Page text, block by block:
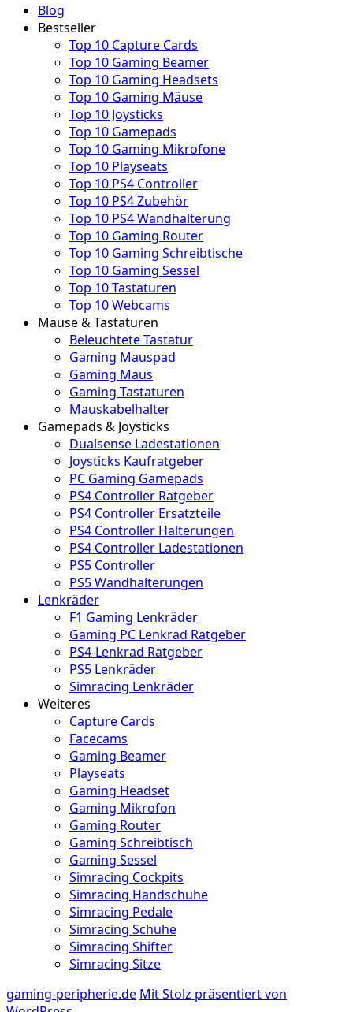
Blog
Bestseller
Top 10 Capture Cards
Top 10 Gaming Beamer
Top 10 Gaming Headsets
Top 10 Gaming Mäuse
Top 10 Joysticks
Top 10 Gamepads
Top 10 Gaming Mikrofone
Top 10 Playseats
Top 10 PS4 Controller
Top 10 PS4 Zubehör
Top 10 PS4 Wandhalterung
Top 10 Gaming Router
Top 10 Gaming Schreibtische
Top 10 Gaming Sessel
Top 10 Tastaturen
Top 10 Webcams
Mäuse & Tastaturen
Beleuchtete Tastatur
Gaming Mauspad
Gaming Maus
Gaming Tastaturen
Mauskabelhalter
Gamepads & Joysticks
Dualsense Ladestationen
Joysticks Kaufratgeber
PC Gaming Gamepads
PS4 Controller Ratgeber
PS4 Controller Ersatzteile
PS4 Controller Halterungen
PS4 Controller Ladestationen
PS5 Controller
PS5 Wandhalterungen
Lenkräder
F1 Gaming Lenkräder
Gaming PC Lenkrad Ratgeber
PS4-Lenkrad Ratgeber
PS5 Lenkräder
Simracing Lenkräder
Weiteres
Capture Cards
Facecams
Gaming Beamer
Playseats
Gaming Headset
Gaming Mikrofon
Gaming Router
Gaming Schreibtisch
Gaming Sessel
Simracing Cockpits
Simracing Handschuhe
Simracing Pedale
Simracing Schuhe
Simracing Shifter
Simracing Sitze
gaming-peripherie.de Mit Stolz präsentiert von